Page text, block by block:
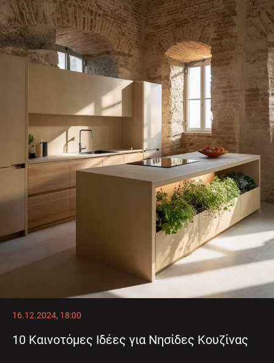
16.12.2024, 18:00
10 Καινοτόμες Ιδέες για Νησίδες Κουζίνας